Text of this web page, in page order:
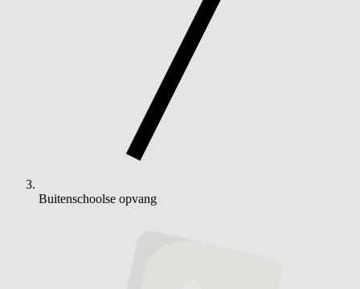
Buitenschoolse opvang